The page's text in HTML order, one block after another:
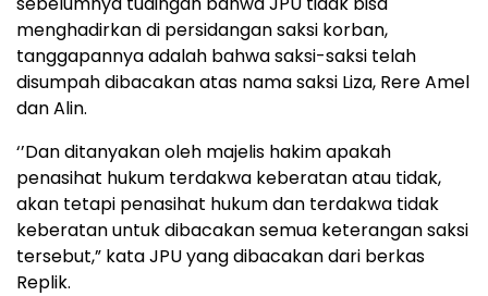
menghadirkan di persidangan saksi korban,
tanggapannya adalah bahwa saksi-saksi telah
disumpah dibacakan atas nama saksi Liza, Rere Amel
dan Alin.
‘’Dan ditanyakan oleh majelis hakim apakah
penasihat hukum terdakwa keberatan atau tidak,
akan tetapi penasihat hukum dan terdakwa tidak
keberatan untuk dibacakan semua keterangan saksi
tersebut,” kata JPU yang dibacakan dari berkas
Replik.